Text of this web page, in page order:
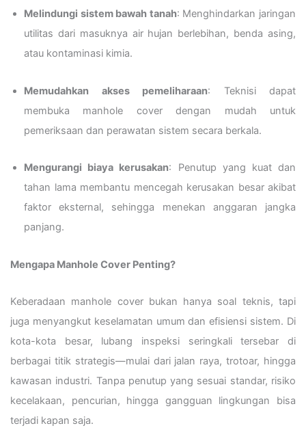
Melindungi sistem bawah tanah: Menghindarkan jaringan
utilitas dari masuknya air hujan berlebihan, benda asing,
atau kontaminasi kimia.
Memudahkan akses pemeliharaan: Teknisi dapat
membuka manhole cover dengan mudah untuk
pemeriksaan dan perawatan sistem secara berkala.
Mengurangi biaya kerusakan: Penutup yang kuat dan
tahan lama membantu mencegah kerusakan besar akibat
faktor eksternal, sehingga menekan anggaran jangka
panjang.
Mengapa Manhole Cover Penting?
Keberadaan manhole cover bukan hanya soal teknis, tapi
juga menyangkut keselamatan umum dan efisiensi sistem. Di
kota-kota besar, lubang inspeksi seringkali tersebar di
berbagai titik strategis—mulai dari jalan raya, trotoar, hingga
kawasan industri. Tanpa penutup yang sesuai standar, risiko
kecelakaan, pencurian, hingga gangguan lingkungan bisa
terjadi kapan saja.